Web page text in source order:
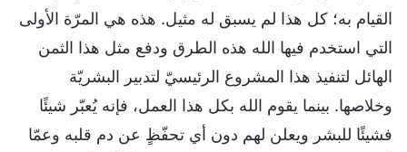
القيام به؛ كل هذا لم يسبق له مثيل. هذه هي المرّة الأولى
التي استخدم فيها الله هذه الطرق ودفع مثل هذا الثمن
الهائل لتنفيذ هذا المشروع الرئيسيّ لتدبير البشريّة
وخلاصها. بينما يقوم الله بكل هذا العمل، فإنه يُعبّر شيئًا
فشيئًا للبشر ويعلن لهم دون أي تحفّظٍ عن دم قلبه وعمّا